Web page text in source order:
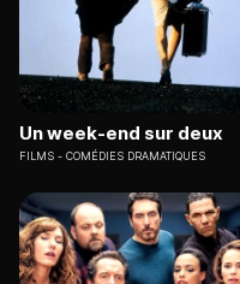
Un week-end sur deux
FILMS COMÉDIES DRAMATIQUES